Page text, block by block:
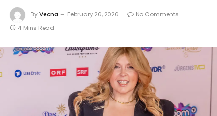
ByVecna February 26, 2026
No Comments
4 Mins Read